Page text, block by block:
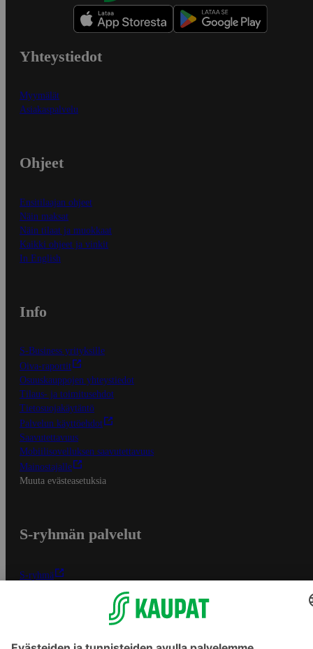
Yhteystiedot
Myymälät
Asiakaspalvelu
Ohjeet
Ensitilaajan ohjeet
Näin maksat
Näin tilaat ja muokkaat
Kaikki ohjeet ja vinkit
In English
Info
S-Business yrityksille
Oiva-raportit
Osuuskauppojen yhteystiedot
Tilaus- ja toimitusehdot
Tietosuojakäytäntö
Palvelun käyttöehdot
Saavutettavuus
Mobiilisovelluksen saavutettavuus
Mainostajalle
Muuta evästeasetuksia
S-ryhmän palvelut
S-ryhmä
Yhteishyvä Ruoka -sovellus